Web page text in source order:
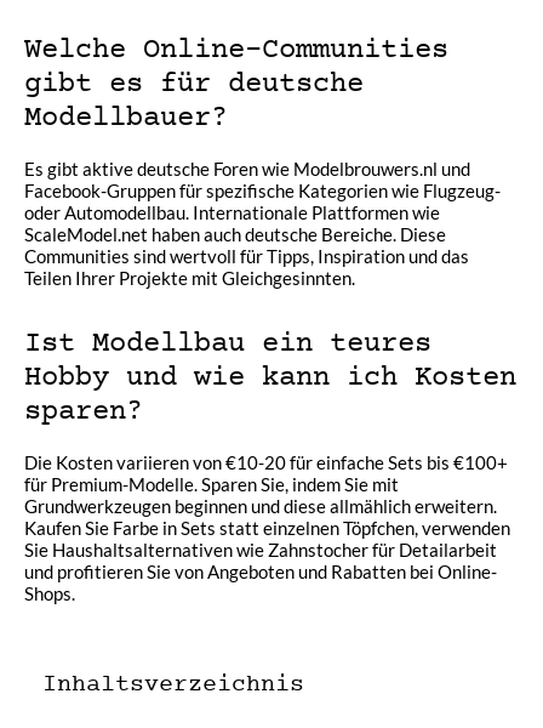
Welche Online-Communities
gibt es für deutsche
Modellbauer?
Es gibt aktive deutsche Foren wie Modelbrouwers.nl und
Facebook-Gruppen für spezifische Kategorien wie Flugzeug-
oder Automodellbau. Internationale Plattformen wie
ScaleModel.net haben auch deutsche Bereiche. Diese
Communities sind wertvoll für Tipps, Inspiration und das
Teilen Ihrer Projekte mit Gleichgesinnten.
Ist Modellbau ein teures
Hobby und wie kann ich Kosten
sparen?
Die Kosten variieren von €10-20 für einfache Sets bis €100+
für Premium-Modelle. Sparen Sie, indem Sie mit
Grundwerkzeugen beginnen und diese allmählich erweitern.
Kaufen Sie Farbe in Sets statt einzelnen Töpfchen, verwenden
Sie Haushaltsalternativen wie Zahnstocher für Detailarbeit
und profitieren Sie von Angeboten und Rabatten bei Online-
Shops.
Inhaltsverzeichnis